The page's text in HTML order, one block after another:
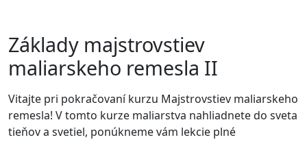
Základy majstrovstiev
maliarskeho remesla II
Vitajte pri pokračovaní kurzu Majstrovstiev maliarskeho
remesla! V tomto kurze maliarstva nahliadnete do sveta
tieňov a svetiel, ponúkneme vám lekcie plné